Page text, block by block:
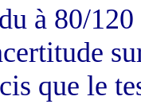
à 80/
que le